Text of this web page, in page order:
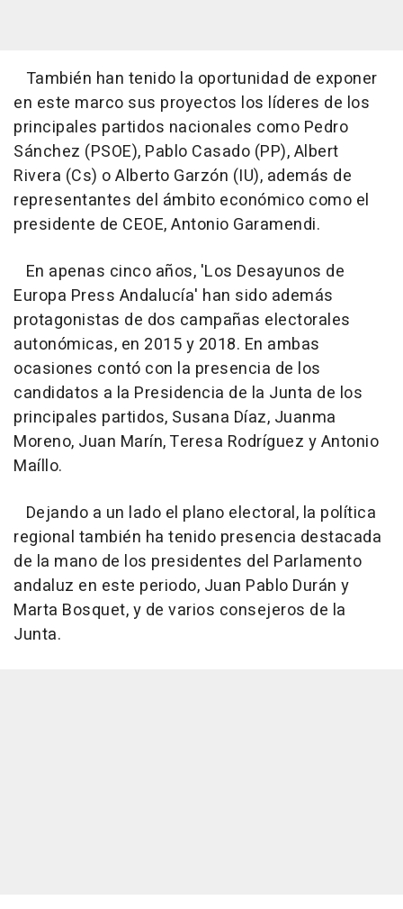
También han tenido la oportunidad de exponer
en este marco sus proyectos los líderes de los
principales partidos nacionales como Pedro
Sánchez (PSOE), Pablo Casado (PP), Albert
Rivera (Cs) o Alberto Garzón (IU), además de
representantes del ámbito económico como el
presidente de CEOE, Antonio Garamendi.
En apenas cinco años, 'Los Desayunos de
Europa Press Andalucía' han sido además
protagonistas de dos campañas electorales
autonómicas, en 2015 y 2018. En ambas
ocasiones contó con la presencia de los
candidatos a la Presidencia de la Junta de los
principales partidos, Susana Díaz, Juanma
Moreno, Juan Marín, Teresa Rodríguez y Antonio
Maíllo.
Dejando a un lado el plano electoral, la política
regional también ha tenido presencia destacada
de la mano de los presidentes del Parlamento
andaluz en este periodo, Juan Pablo Durán y
Marta Bosquet, y de varios consejeros de la
Junta.